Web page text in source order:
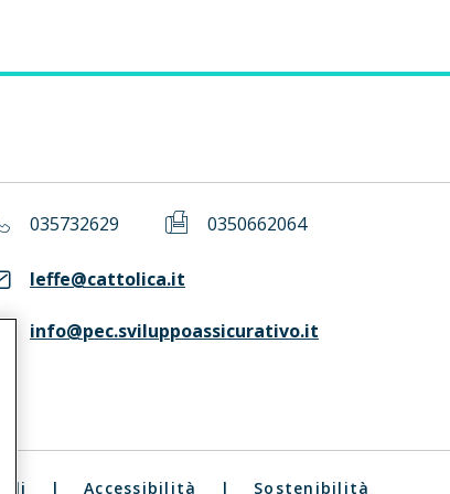
035732629 0350662064
leffe@cattolica.it
info@pec.sviluppoassicurativo.it
| Accessibilità | Sostenibilità